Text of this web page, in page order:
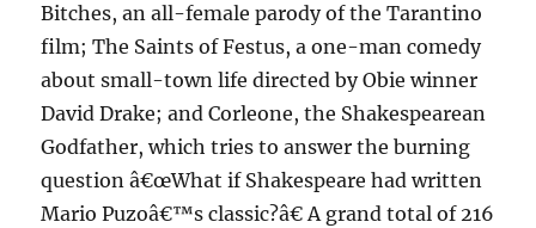
Bitches, an all-female parody of the Tarantino
film; The Saints of Festus, a one-man comedy
about small-town life directed by Obie winner
David Drake; and Corleone, the Shakespearean
Godfather, which tries to answer the burning
question â€œWhat if Shakespeare had written
Mario Puzoâ€™s classic?â€ A grand total of 216